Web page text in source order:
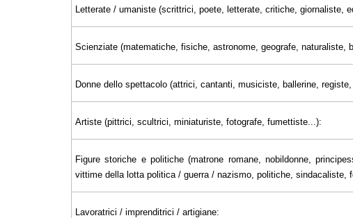
Letterate / umaniste (scrittrici, poete, letterate, critiche, giornaliste,
Scienziate (matematiche, fisiche, astronome, geografe, naturaliste,
Donne dello spettacolo (attrici, cantanti, musiciste, ballerine,
Artiste (pittrici, scultrici, miniaturiste, fotografe, fumettiste...):
Figure storiche e politiche (matrone romane, nobildonne,
vittime della lotta politica / guerra / nazismo, politiche, sindacaliste,
Lavoratrici / imprenditrici / artigiane: